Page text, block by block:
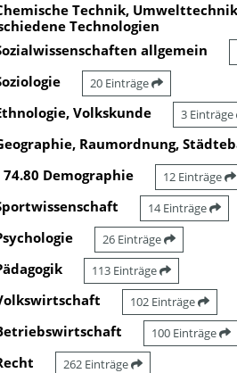
Technik,
Technologien
allgemein
20 Einträge
Volkskunde 3 Einträge
Raumordnung,
74.80 Demographie 12 Einträge
14 Einträge
26 Einträge
113 Einträge
102 Einträge
100 Einträge
262 Einträge